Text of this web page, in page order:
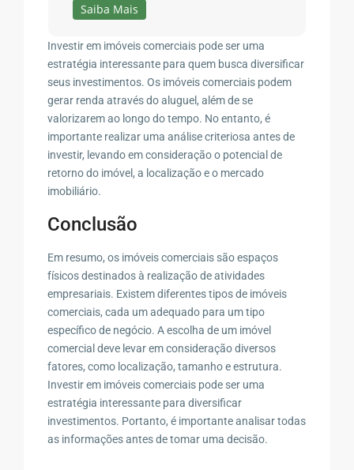
Saiba Mais
Investir em imóveis comerciais pode ser uma
estratégia interessante para quem busca diversificar
seus investimentos. Os imóveis comerciais podem
gerar renda através do aluguel, além de se
valorizarem ao longo do tempo. No entanto, é
importante realizar uma análise criteriosa antes de
investir, levando em consideração o potencial de
retorno do imóvel, a localização e o mercado
imobiliário.
Conclusão
Em resumo, os imóveis comerciais são espaços
físicos destinados à realização de atividades
empresariais. Existem diferentes tipos de imóveis
comerciais, cada um adequado para um tipo
específico de negócio. A escolha de um imóvel
comercial deve levar em consideração diversos
fatores, como localização, tamanho e estrutura.
Investir em imóveis comerciais pode ser uma
estratégia interessante para diversificar
investimentos. Portanto, é importante analisar todas
as informações antes de tomar uma decisão.